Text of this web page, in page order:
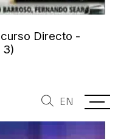
EN
Directo -
3)